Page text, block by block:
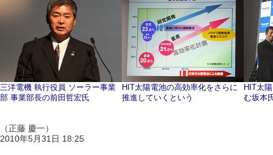
三洋電機 執行役員 ソーラー事業
部 事業部長の前田哲宏氏
HIT太陽電池の高効率化をさらに
推進していくという
HIT太
む坂本
（正藤 慶一）
2010年5月31日 18:25